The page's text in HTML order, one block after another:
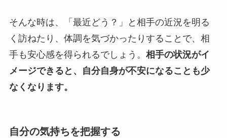
そんな時は、「最近どう？」と相手の近況を明る
く訪ねたり、体調を気づかったりすることで、相
手も安心感を得られるでしょう。 相手の状況がイ
メージできると、自分自身が不安になることも少
なくなります。
自分の気持ちを把握する